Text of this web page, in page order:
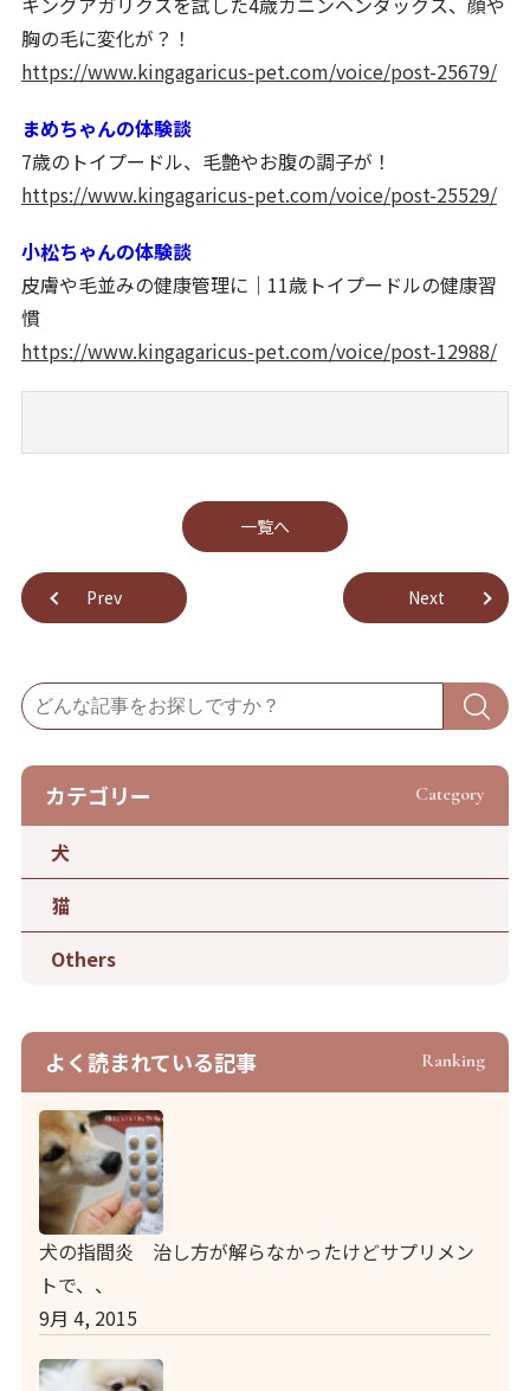
胸の毛に変化が？！
https://www.kingagaricus-pet.com/voice/post-25679/
まめちゃんの体験談
7歳のトイプードル、毛艶やお腹の調子が！
https://www.kingagaricus-pet.com/voice/post-25529/
小松ちゃんの体験談
皮膚や毛並みの健康管理に｜11歳トイプードルの健康習
慣
https://www.kingagaricus-pet.com/voice/post-12988/
Prev
⼀覧へ
Next
カテゴリー Category
犬
猫
Others
よく読まれている記事 Ranking
犬の指間炎 治し方が解らなかったけどサプリメン
トで、、
9月 4, 2015